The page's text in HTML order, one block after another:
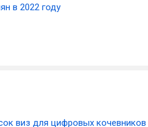
в 2022 году
виз для цифровых